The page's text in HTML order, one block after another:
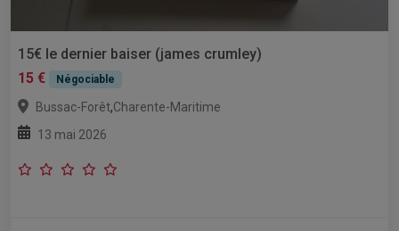
15€ le dernier baiser (james crumley)
15 €
Négociable
Bussac-Forêt,Charente-Maritime
13 mai 2026